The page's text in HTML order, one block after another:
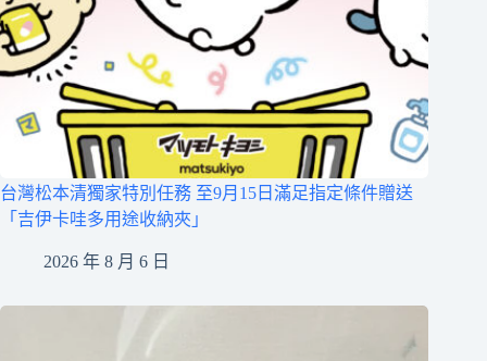
台灣松本清獨家特別任務 至9月15日滿足指定條件贈送
「吉伊卡哇多用途收納夾」
2026 年 8 月 6 日